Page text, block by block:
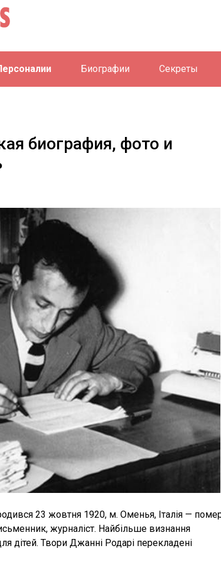
Биографии Секреты
биография, фото и
23 жовтня 1920, м. Оменья, Італія —
журналіст. Найбільше визнання
дітей. Твори Джанні Родарі перекладені